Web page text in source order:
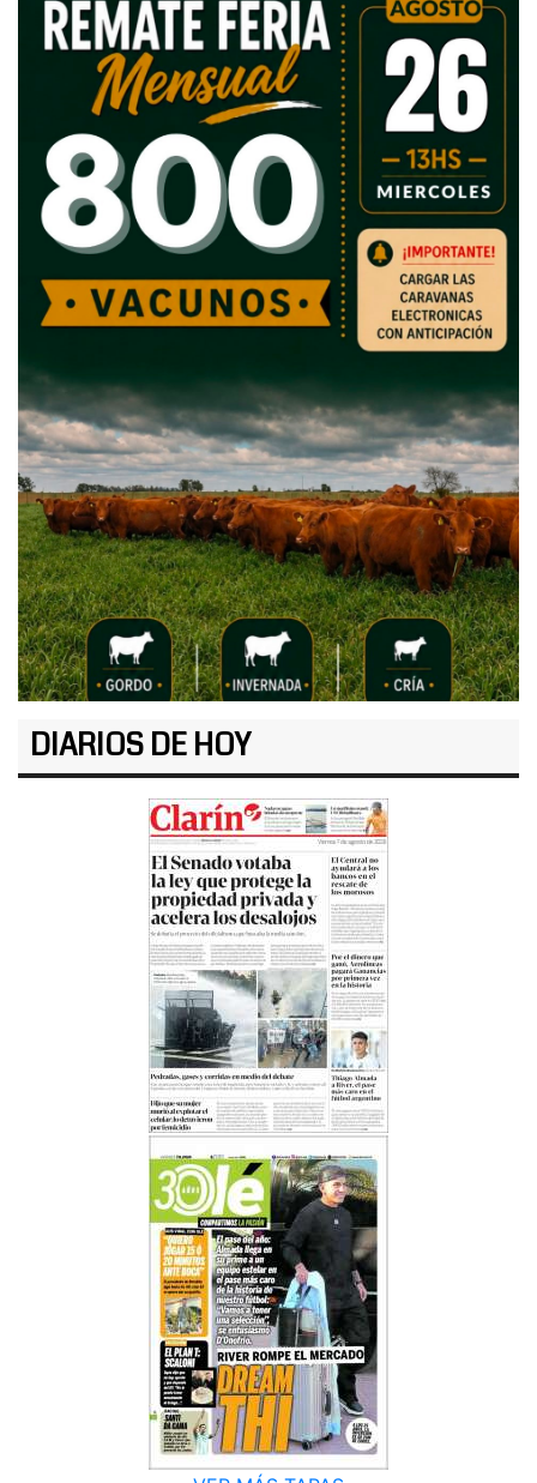
DIARIOS DE HOY